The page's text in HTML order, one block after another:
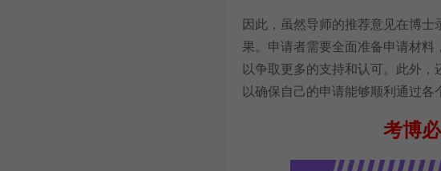
因此，虽然导师的推荐意见在博
果。申请者需要全面准备申请材料
以争取更多的支持和认可。此外，
以确保自己的申请能够顺利通过各
考博